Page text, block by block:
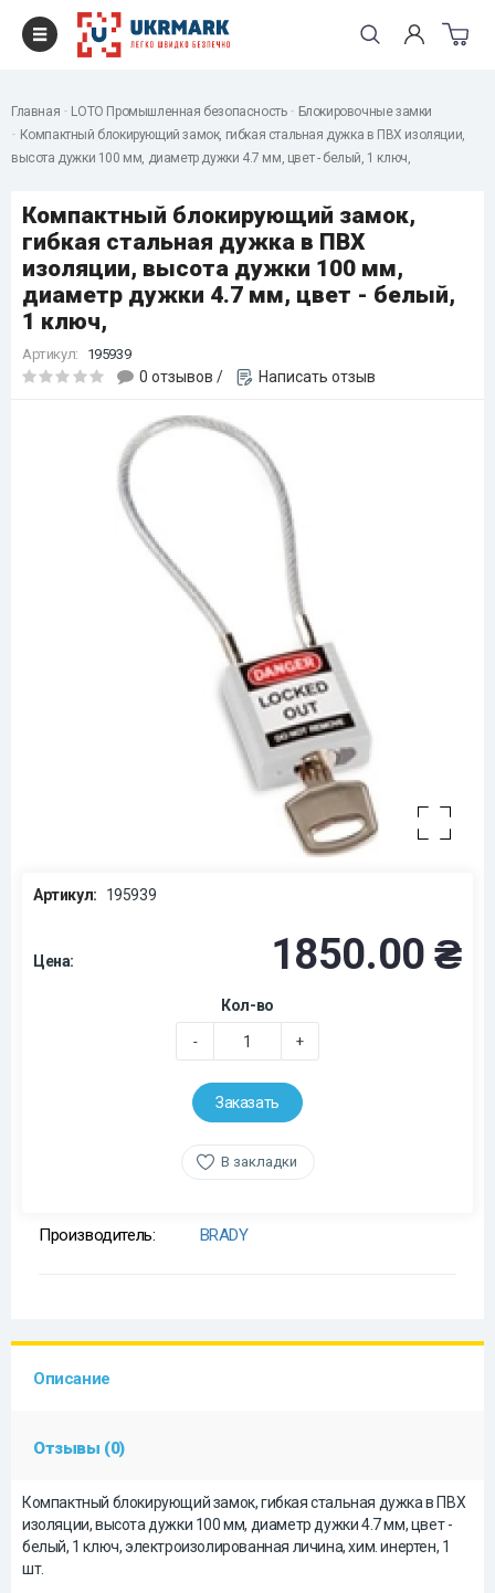
Главная LOTO Промышленная безопасность
Блокировочные замки
Компактный блокирующий замок, гибкая стальная дужка в ПВХ изоляции,
высота дужки 100 мм, диаметр дужки 4.7 мм, цвет - белый, 1 ключ,
Компактный блокирующий замок,
гибкая стальная дужка в ПВХ
изоляции, высота дужки 100 мм,
диаметр дужки 4.7 мм, цвет - белый,
1 ключ,
Артикул: 195939
0 отзывов / Написать отзыв
Артикул: 195939
Цена: 1850.00 ₴
Кол-во
- +
Заказать
В закладки
Производитель: BRADY
Описание
Отзывы (0)
Компактный блокирующий замок, гибкая стальная дужка в ПВХ
изоляции, высота дужки 100 мм, диаметр дужки 4.7 мм, цвет -
белый, 1 ключ, электроизолированная личина, хим. инертен, 1
шт.